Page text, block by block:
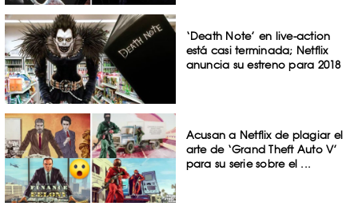
‘Death Note’ en live-action
está casi terminada; Netflix
anuncia su estreno para 2018
Acusan a Netflix de plagiar el
arte de ‘Grand Theft Auto V’
para su serie sobre el ...